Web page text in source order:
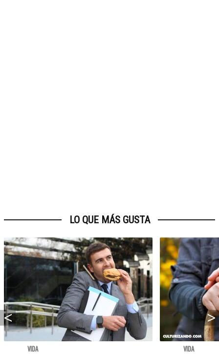
LO QUE MÁS GUSTA
VIDA
VIDA